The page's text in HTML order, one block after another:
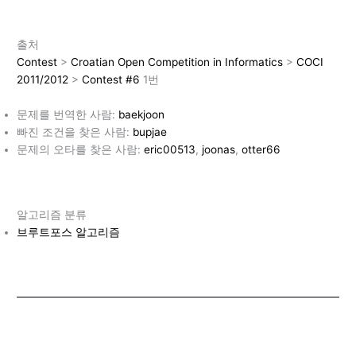
출처
Contest >Croatian Open Competition in Informatics >COCI
2011/2012 >Contest #6 1번
문제를 번역한 사람: baekjoon
빠진 조건을 찾은 사람: bupjae
문제의 오타를 찾은 사람:eric00513,joonas,otter66
알고리즘 분류
브루트포스 알고리즘